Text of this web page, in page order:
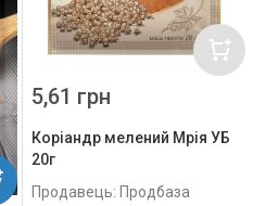
Коріандр мелений Мрія УБ
20г
Продавець: Продбаза
5,61 грн